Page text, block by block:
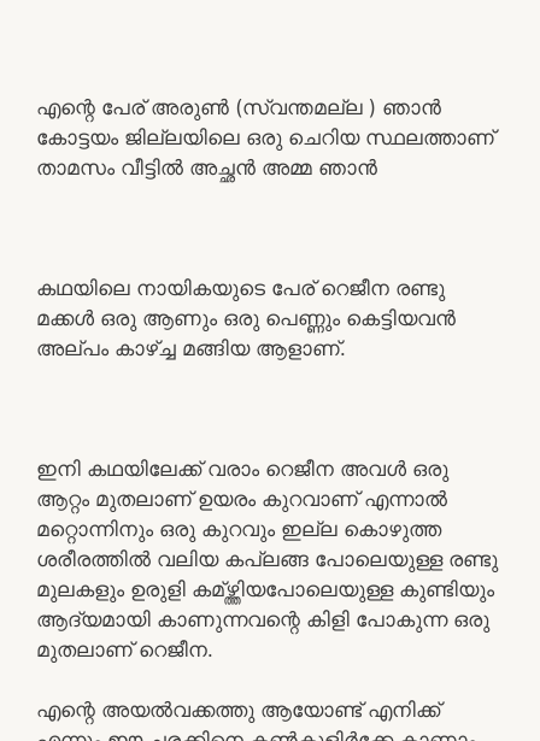
എന്റെ പേര് അരുൺ (സ്വന്തമല്ല ) ഞാൻ
കോട്ടയം ജില്ലയിലെ ഒരു ചെറിയ സ്ഥലത്താണ്
താമസം വീട്ടിൽ അച്ഛൻ അമ്മ ഞാൻ
കഥയിലെ നായികയുടെ പേര് റെജീന രണ്ടു
മക്കൾ ഒരു ആണും ഒരു പെണ്ണും കെട്ടിയവൻ
അല്പം കാഴ്ച്ച മങ്ങിയ ആളാണ്.
ഇനി കഥയിലേക്ക് വരാം റെജീന അവൾ ഒരു
ആറ്റം മുതലാണ് ഉയരം കുറവാണ് എന്നാൽ
മറ്റൊന്നിനും ഒരു കുറവും ഇല്ല കൊഴുത്ത
ശരീരത്തിൽ വലിയ കപ്ലങ്ങ പോലെയുള്ള രണ്ടു
മുലകളും ഉരുളി കമ്ഴ്ത്തിയപോലെയുള്ള കുണ്ടിയും
ആദ്യമായി കാണുന്നവന്റെ കിളി പോകുന്ന ഒരു
മുതലാണ് റെജീന.
എന്റെ അയൽവക്കത്തു ആയോണ്ട് എനിക്ക്